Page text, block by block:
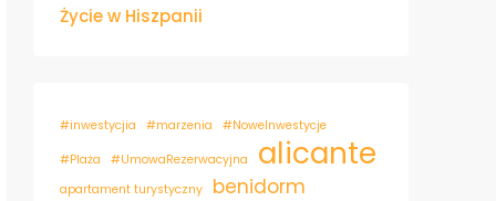
Życie w Hiszpanii
#inwestycjia #marzenia #NoweInwestycje
#Plaża #UmowaRezerwacyjna alicante
apartament turystyczny benidorm